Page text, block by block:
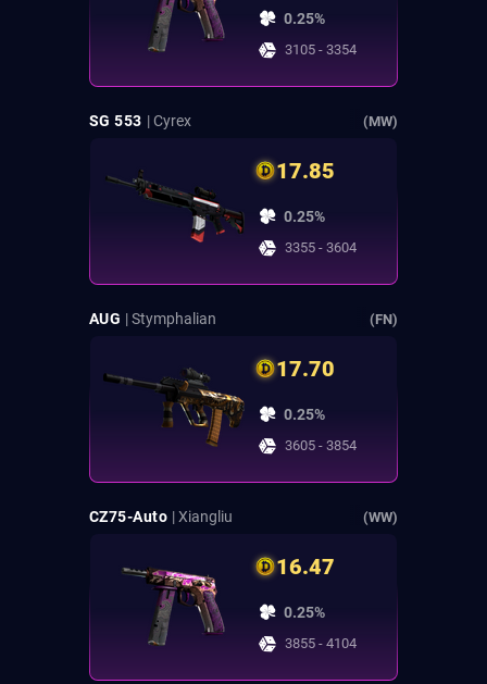
0.25%
3105 - 3354
SG 553 | Cyrex (MW)
17.85
0.25%
3355 - 3604
AUG | Stymphalian (FN)
17.70
0.25%
3605 - 3854
CZ75-Auto | Xiangliu (WW)
16.47
0.25%
3855 - 4104